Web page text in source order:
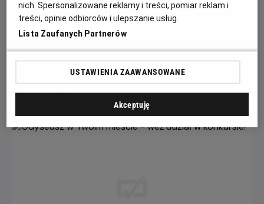
Wielka wyprzedaż filmowych gadżetów w
kinach Helios!
W kinach Helios trwa wyprzedaż merchu kinowego, a
rabaty sięgają nawet 60%!
Czytaj więcej
nich. Spersonalizowane reklamy i treści, pomiar reklam i
treści, opinie odbiorców i ulepszanie usług.
Lista Zaufanych Partnerów
USTAWIENIA ZAAWANSOWANE
Akceptuję